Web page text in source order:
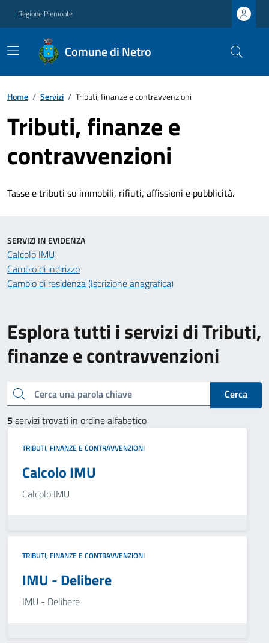
Regione Piemonte
Comune di Netro
Home / Servizi / Tributi, finanze e contravvenzioni
Tributi, finanze e
contravvenzioni
Tasse e tributi su immobili, rifiuti, affissioni e pubblicità.
Esplora tutti i servizi di Tributi,
finanze e contravvenzioni
Cerca una parola chiave
Cerca
5 servizi trovati in ordine alfabetico
TRIBUTI, FINANZE E CONTRAVVENZIONI
Calcolo IMU
Calcolo IMU
TRIBUTI, FINANZE E CONTRAVVENZIONI
IMU - Delibere
IMU - Delibere
SERVIZI IN EVIDENZA
Calcolo IMU
Cambio di indirizzo
Cambio di residenza (Iscrizione anagrafica)